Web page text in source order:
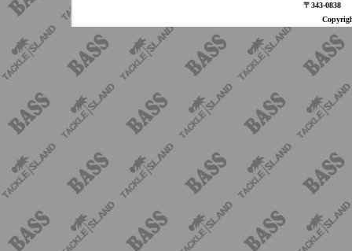
〒343-0838